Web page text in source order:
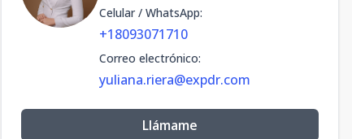
Celular / WhatsApp:
+18093071710
Correo electrónico:
yuliana.riera@expdr.com
Llámame